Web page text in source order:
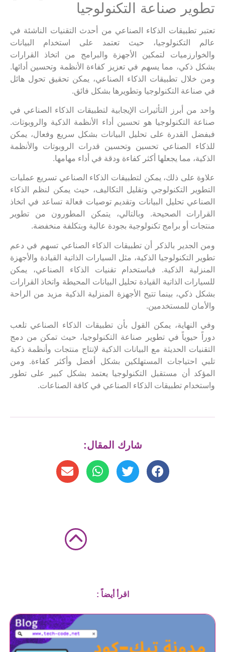
تطوير صناعة التكنولوجيا
تعتبر تطبيقات الذكاء الصناعي من أحدث التقنيات الناشئة في
عالم التكنولوجيا، حيث تعتمد على استخدام البيانات
والخوارزميات لتمكين الأجهزة والبرامج من اتخاذ القرارات
بشكل ذكي، مما يسهم في تعزيز كفاءة الأنظمة وتحسين أدائها.
ومن خلال تطبيقات الذكاء الصناعي، يمكن تحقيق تحول هائل
في صناعة التكنولوجيا وتطويرها بشكل فائق.
واحد من أبرز التأثيرات الإيجابية لتطبيقات الذكاء الصناعي في
صناعة التكنولوجيا هو تحسين أداء الأنظمة الذكية والروبوتات.
فبفضل القدرة على تحليل البيانات بشكل سريع وفعال، يمكن
للذكاء الصناعي تحسين وتحسين قدرات الروبوتات والأنظمة
الذكية، مما يجعلها أكثر كفاءة ودقة في أداء مهامها.
علاوة على ذلك، يمكن لتطبيقات الذكاء الصناعي تسريع عمليات
التطوير التكنولوجي وتقليل التكاليف، حيث يمكن لنظم الذكاء
الصناعي تحليل البيانات وتقديم توصيات فعالة تساعد في اتخاذ
القرارات الصحيحة. وبالتالي، يتمكن المطورون من تطوير
منتجات أو برامج تكنولوجية بجودة عالية وبتكلفة منخفضة.
ومن الجدير بالذكر أن تطبيقات الذكاء الصناعي تسهم في دعم
تطوير التكنولوجيا الذكية، مثل السيارات الذاتية القيادة والأجهزة
المنزلية الذكية. فباستخدام تقنيات الذكاء الصناعي، يمكن
للسيارات الذاتية القيادة تحليل البيانات المحيطة واتخاذ القرارات
بشكل ذكي، بينما تتيح الأجهزة المنزلية الذكية مزيد من الراحة
والأمان للمستخدمين.
وفي النهاية، يمكن القول بأن تطبيقات الذكاء الصناعي تلعب
دوراً حيوياً في تطوير صناعة التكنولوجيا، حيث تمكن من دمج
التقنيات الحديثة مع البيانات الذكية لإنتاج منتجات وأنظمة ذكية
تلبي احتياجات المستهلكين بشكل أفضل وأكثر كفاءة. ومن
المؤكد أن مستقبل التكنولوجيا يعتمد بشكل كبير على تطور
واستخدام تطبيقات الذكاء الصناعي في كافة الصناعات.
شارك المقال:
اقرأ أيضاً :